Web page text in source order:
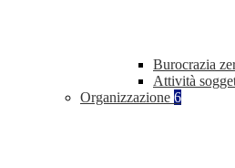
Burocrazia
Attività
Organizzazione 6